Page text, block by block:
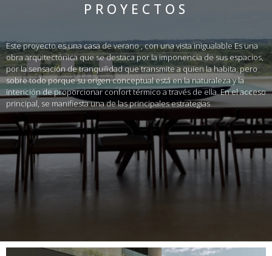
PROYECTOS
Este proyecto es una casa de verano , con una vista inigualable Es una
obra arquitectónica que se destaca por la imponencia de sus espacios,
por la sensación de tranquilidad que transmite a quien la habita, pero
sobre todo porque su origen conceptual está en la naturaleza y la
intención de proporcionar confort térmico a través de ella. En el acceso
principal, se manifiesta una de las principales estrategias